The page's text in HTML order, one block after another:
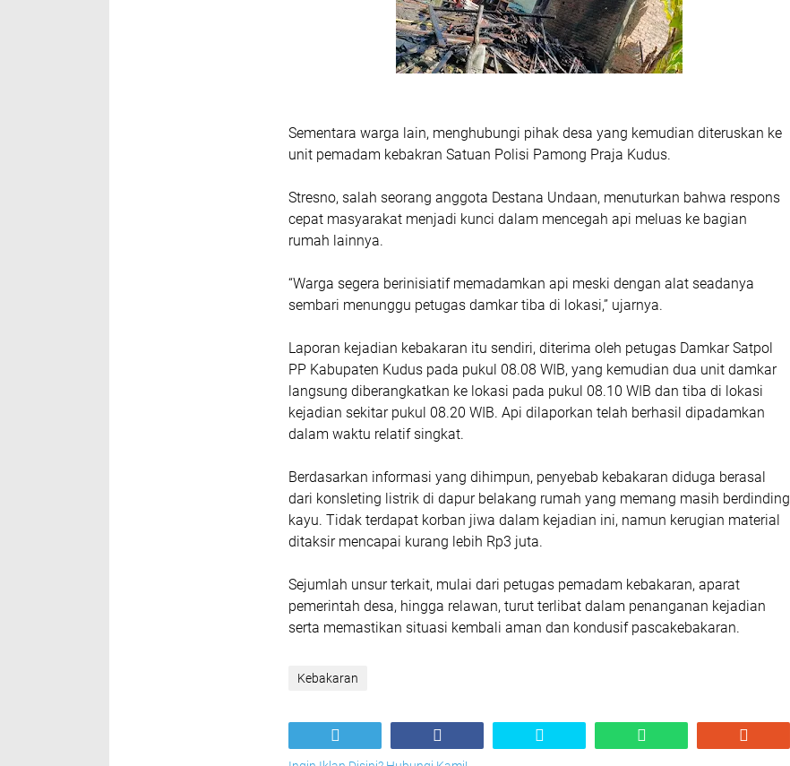
Sementara warga lain, menghubungi pihak desa yang kemudian diteruskan ke
unit pemadam kebakran Satuan Polisi Pamong Praja Kudus.
Stresno, salah seorang anggota Destana Undaan, menuturkan bahwa respons
cepat masyarakat menjadi kunci dalam mencegah api meluas ke bagian
rumah lainnya.
“Warga segera berinisiatif memadamkan api meski dengan alat seadanya
sembari menunggu petugas damkar tiba di lokasi,” ujarnya.
Laporan kejadian kebakaran itu sendiri, diterima oleh petugas Damkar Satpol
PP Kabupaten Kudus pada pukul 08.08 WIB, yang kemudian dua unit damkar
langsung diberangkatkan ke lokasi pada pukul 08.10 WIB dan tiba di lokasi
kejadian sekitar pukul 08.20 WIB. Api dilaporkan telah berhasil dipadamkan
dalam waktu relatif singkat.
Berdasarkan informasi yang dihimpun, penyebab kebakaran diduga berasal
dari konsleting listrik di dapur belakang rumah yang memang masih berdinding
kayu. Tidak terdapat korban jiwa dalam kejadian ini, namun kerugian material
ditaksir mencapai kurang lebih Rp3 juta.
Sejumlah unsur terkait, mulai dari petugas pemadam kebakaran, aparat
pemerintah desa, hingga relawan, turut terlibat dalam penanganan kejadian
serta memastikan situasi kembali aman dan kondusif pascakebakaran.
Kebakaran